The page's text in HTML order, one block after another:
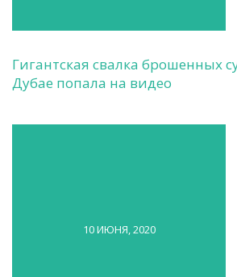
Гигантская свалка брошенных
Дубае попала на видео
10 ИЮНЯ, 2020